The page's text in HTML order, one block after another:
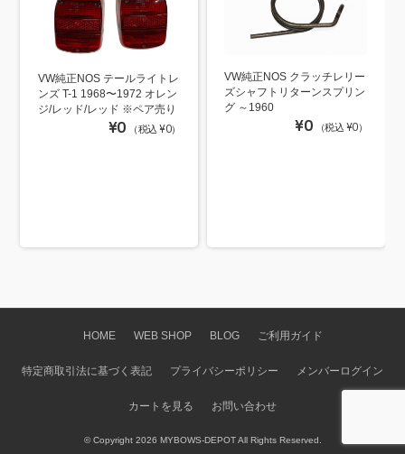
VW純正NOS テールライトレ
ンズ T-1 1968〜1972 オレン
ジ/レッド/レッド ※ペア売り
¥0 （税込 ¥0）
VW純正NOS クラッチレリー
ズシャフトリターンスプリン
グ ～1960
¥0 （税込 ¥0）
HOME WEB SHOP BLOG ご利用ガイド
特定商取引法に基づく表記 プライバシーポリシー メンバーログイン
カートを見る お問い合わせ
© Copyright 2026 MYBOWS-DEPOT All Rights Reserved.